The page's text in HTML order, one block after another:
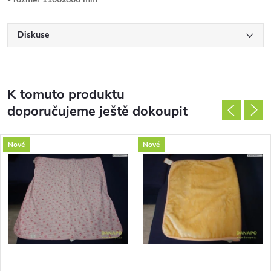
Diskuse
K tomuto produktu
doporučujeme ještě dokoupit
Nové Nové